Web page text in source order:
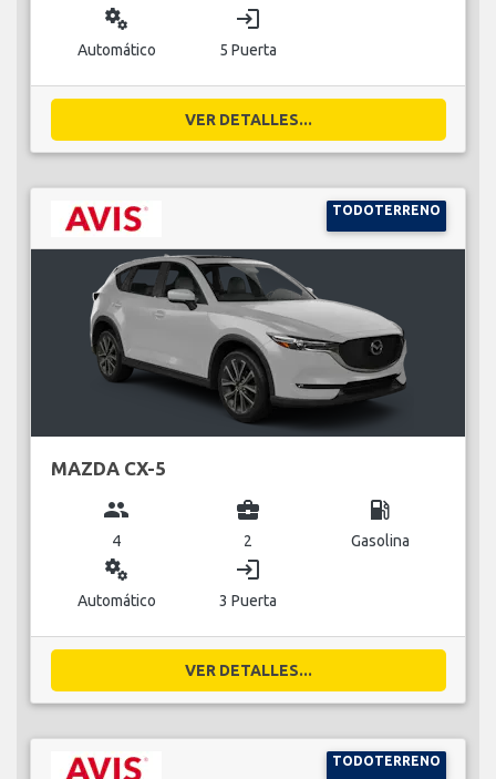
miscellaneous_services
Automático
login
5 Puerta
VER DETALLES...
TODOTERRENO
MAZDA CX-5
group
4
business_center
2
local_gas_station
Gasolina
miscellaneous_services
Automático
login
3 Puerta
VER DETALLES...
TODOTERRENO